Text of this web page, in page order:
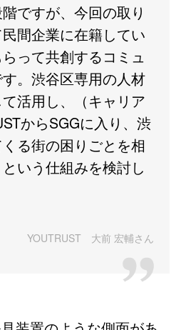
ですが、今回の取り
間企業に在籍してい
って共創するコミュ
。渋谷区専用の人材
活用し、（キャリア
からSGGに入り、渋
る街の困りごとを相
いう仕組みを検討し
YOUTRUST 大前 宏輔さん